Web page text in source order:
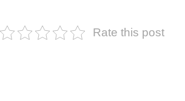
Rate this post